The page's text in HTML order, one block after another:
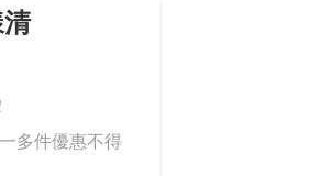
多件優惠不得